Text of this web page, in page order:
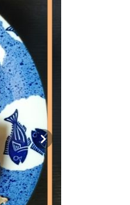
Next slide